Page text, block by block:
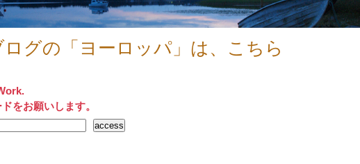
ログの「ヨーロッパ」は、こちら
をお願いします。